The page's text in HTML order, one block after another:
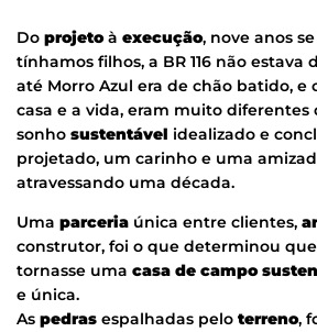
Do projetoà execução, nove anos
tínhamos filhos, a BR 116 não estava
até Morro Azul era de chão batido, e
casa e a vida, eram muito diferentes
sonho sustentável idealizado e
projetado, um carinho e uma
atravessando uma década.
Uma parceria única entre clientes,
construtor, foi o que determinou
tornasse uma casa de campo
e única.
As pedras espalhadas pelo terreno,